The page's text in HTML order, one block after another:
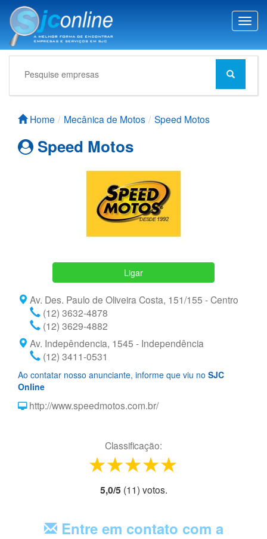
T
o
g
g
n
Home Mecânica de Motos Speed Motos
Speed Motos
Ligar
Av. Des. Paulo de Oliveira Costa, 151/155 - Centro
(12) 3632-4878
(12) 3629-4882
Av. Indepêndencia, 1545 - Independência
(12) 3411-0531
Ao contatar nosso anunciante, informe que viu no SJC
Online
http://www.speedmotos.com.br/
Classificação:
4 stars
3 stars
2 stars
1 star
5,0/5 (11) votos.
Entre em contato com a